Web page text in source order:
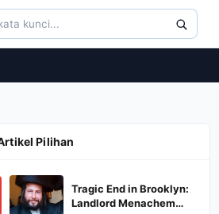
Pilihan
Tragic End in Brooklyn:
Landlord Menachem